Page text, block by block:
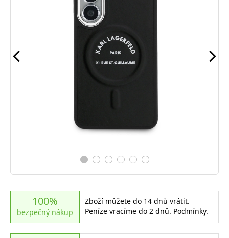
100%
bezpečný nákup
Zboží můžete do 14 dnů vrátit.
Peníze vracíme do 2 dnů. Podmínky.